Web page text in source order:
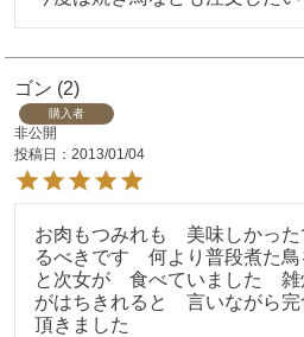
ゴン 2
購入者
非公開
投稿日
2013/01/04
お肉もつみれも　美味しかっ
るべきです　何より普段煮た
と次女が　食べていました　
がはちきれると　言いながら
頂きました